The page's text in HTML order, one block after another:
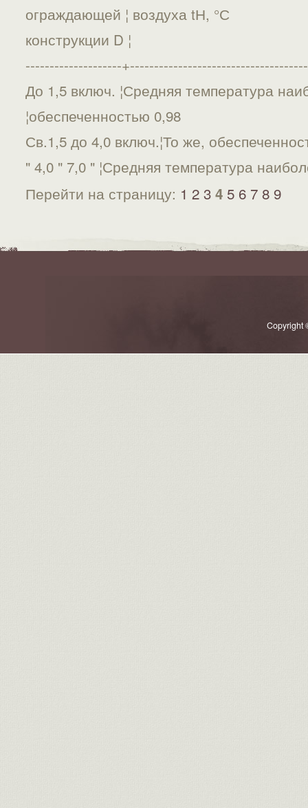
ограждающей ¦ воздуха tН, °С
конструкции D ¦
--------------------
До 1,5 включ. ¦Средняя температура
¦обеспеченностью 0,98
Св.1,5 до 4,0 включ.¦То же,
" 4,0 " 7,0 " ¦Средняя температура
Перейти на страницу: 1 2 3 4 5 6 7 8 9
Copyright